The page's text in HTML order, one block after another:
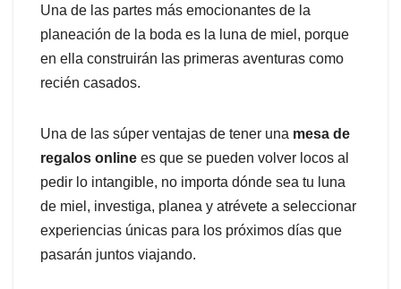
Una de las partes más emocionantes de la
planeación de la boda es la luna de miel, porque
en ella construirán las primeras aventuras como
recién casados.
Una de las súper ventajas de tener una mesa de
regalos online es que se pueden volver locos al
pedir lo intangible, no importa dónde sea tu luna
de miel, investiga, planea y atrévete a seleccionar
experiencias únicas para los próximos días que
pasarán juntos viajando.